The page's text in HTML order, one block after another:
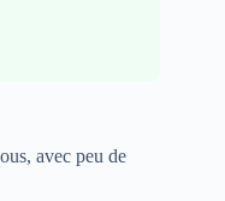
avec peu de